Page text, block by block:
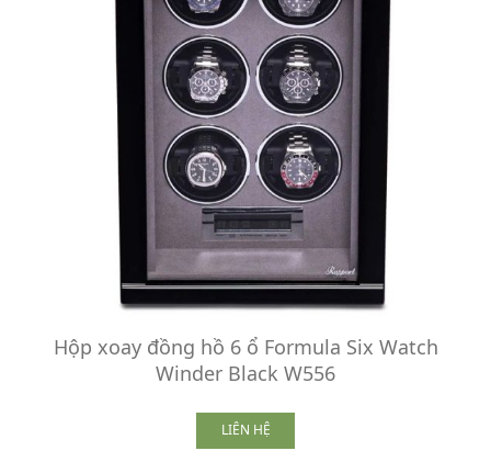
Hộp xoay đồng hồ 6 ổ Formula Six Watch
Winder Black W556
LIÊN HỆ